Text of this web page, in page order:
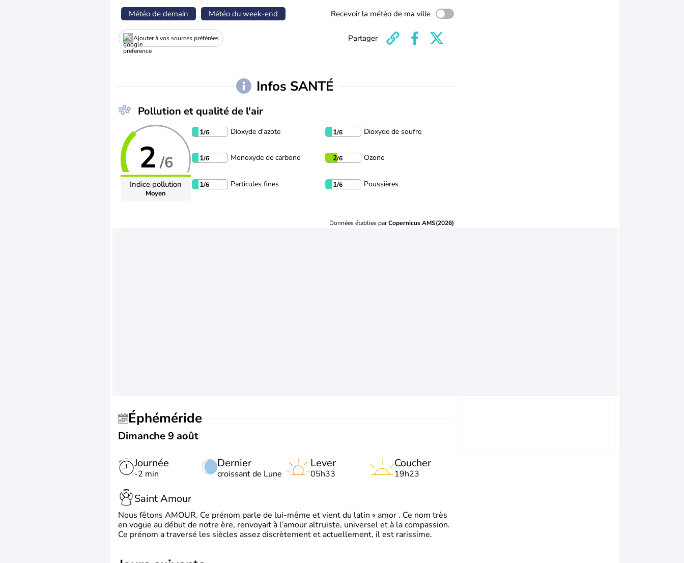
Météo de demain Météo du week-end Recevoir la météo de ma ville
Ajouter à vos sources préférées Partager
Infos SANTÉ
Pollution et qualité de l'air
2 /6
Indice pollution
Moyen
1/6 Dioxyde d'azote 1/6 Dioxyde de soufre
1/6 Monoxyde de carbone 2/6 Ozone
1/6 Particules fines 1/6 Poussières
Données établies parCopernicus AMS(2026)
Éphéméride
Dimanche 9 août
Journée
-2 min
Dernier
croissant de Lune
Lever
05h33
Coucher
19h23
Saint Amour
Nous fêtons AMOUR. Ce prénom parle de lui-même et vient du latin « amor . Ce nom très
en vogue au début de notre ère, renvoyait à l’amour altruiste, universel et à la compassion.
Ce prénom a traversé les siècles assez discrètement et actuellement, il est rarissime.